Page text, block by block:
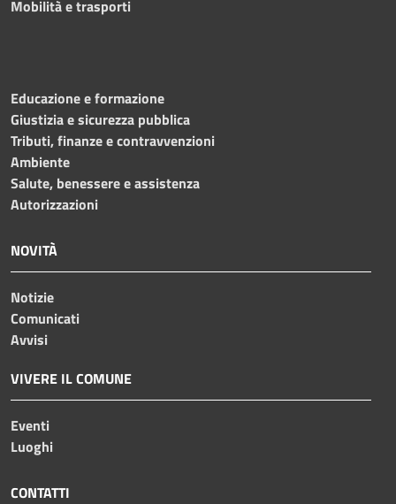
Mobilità e trasporti
Educazione e formazione
Giustizia e sicurezza pubblica
Tributi, finanze e contravvenzioni
Ambiente
Salute, benessere e assistenza
Autorizzazioni
NOVITÀ
Notizie
Comunicati
Avvisi
VIVERE IL COMUNE
Eventi
Luoghi
CONTATTI